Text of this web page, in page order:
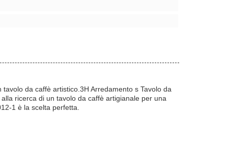
da caffè artistico.3H Arredamento s Tavolo da
ricerca di un tavolo da caffè artigianale per una
1 è la scelta perfetta.